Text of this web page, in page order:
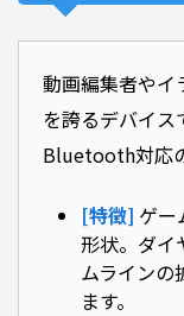
動画編集者やイ
を誇るデバイス
Bluetooth対応
[特徴] ゲー
形状。ダイ
ムラインの
ます。